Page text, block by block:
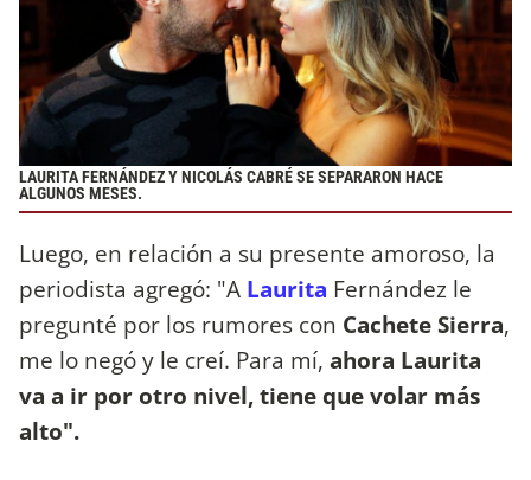
LAURITA FERNÁNDEZ Y NICOLÁS CABRÉ SE SEPARARON HACE
ALGUNOS MESES.
Luego, en relación a su presente amoroso, la
periodista agregó: "A Laurita Fernández le
pregunté por los rumores con Cachete Sierra,
me lo negó y le creí. Para mí, ahora Laurita
va a ir por otro nivel, tiene que volar más
alto".